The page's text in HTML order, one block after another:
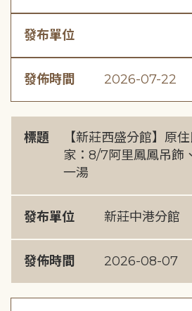
發布單位
發佈時間 2026-07-22
標題
【新莊西盛分館】原
家：8/7阿里鳳鳳吊飾
一湯
發布單位 新莊中港分館
發佈時間 2026-08-07